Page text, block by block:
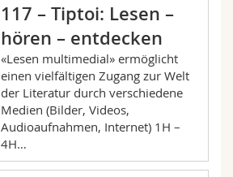
117 – Tiptoi: Lesen –
hören – entdecken
«Lesen multimedial» ermöglicht
einen vielfältigen Zugang zur Welt
der Literatur durch verschiedene
Medien (Bilder, Videos,
Audioaufnahmen, Internet) 1H –
4H…